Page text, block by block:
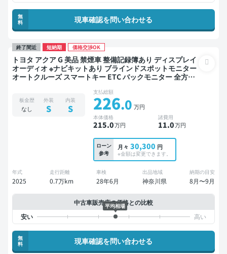
無
料
現車確認を問い合わせる
終了間近 短納期 価格交渉OK
トヨタ アクア G 美品 禁煙車 整備記録簿あり ディスプレイ
オーディオ ※ナビキットあり ブラインドスポットモニター
オートクルーズ スマートキー ETC バックモニター 全方位
板金歴
なし
外装
S
内装
S
支払総額
226.0 万円
本体価格
215.0万円
諸費用
11.0万円
ローン
参考
月々 30,300 円
※金額は変更できます。
年式
2025
走行距離
0.7万km
車検
28年6月
出品地域
神奈川県
納期の目安
8月〜9月
中古車販売店の価格との比較
平均相場
無
料
現車確認を問い合わせる